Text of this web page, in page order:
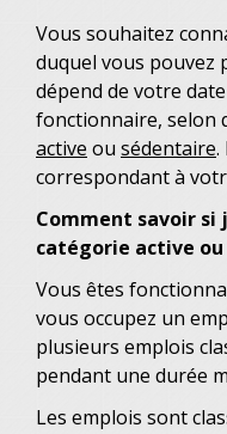
Vous souhaitez
duquel vous pouvez
dépend de votre
fonctionnaire, selon
active ou sédentaire.
correspondant à
Comment savoir si
catégorie active
Vous êtes
vous occupez un
plusieurs emplois
pendant une durée
Les emplois sont